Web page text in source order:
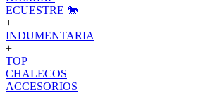
ECUESTRE 🐎
+
INDUMENTARIA
+
TOP
CHALECOS
ACCESORIOS